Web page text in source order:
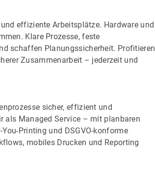
effiziente Arbeitsplätze. Hardware und
Klare Prozesse, feste
schaffen Planungssicherheit. Profitieren
Zusammenarbeit – jederzeit und
sicher, effizient und
als Managed Service – mit planbaren
Printing und DSGVO-konforme
mobiles Drucken und Reporting